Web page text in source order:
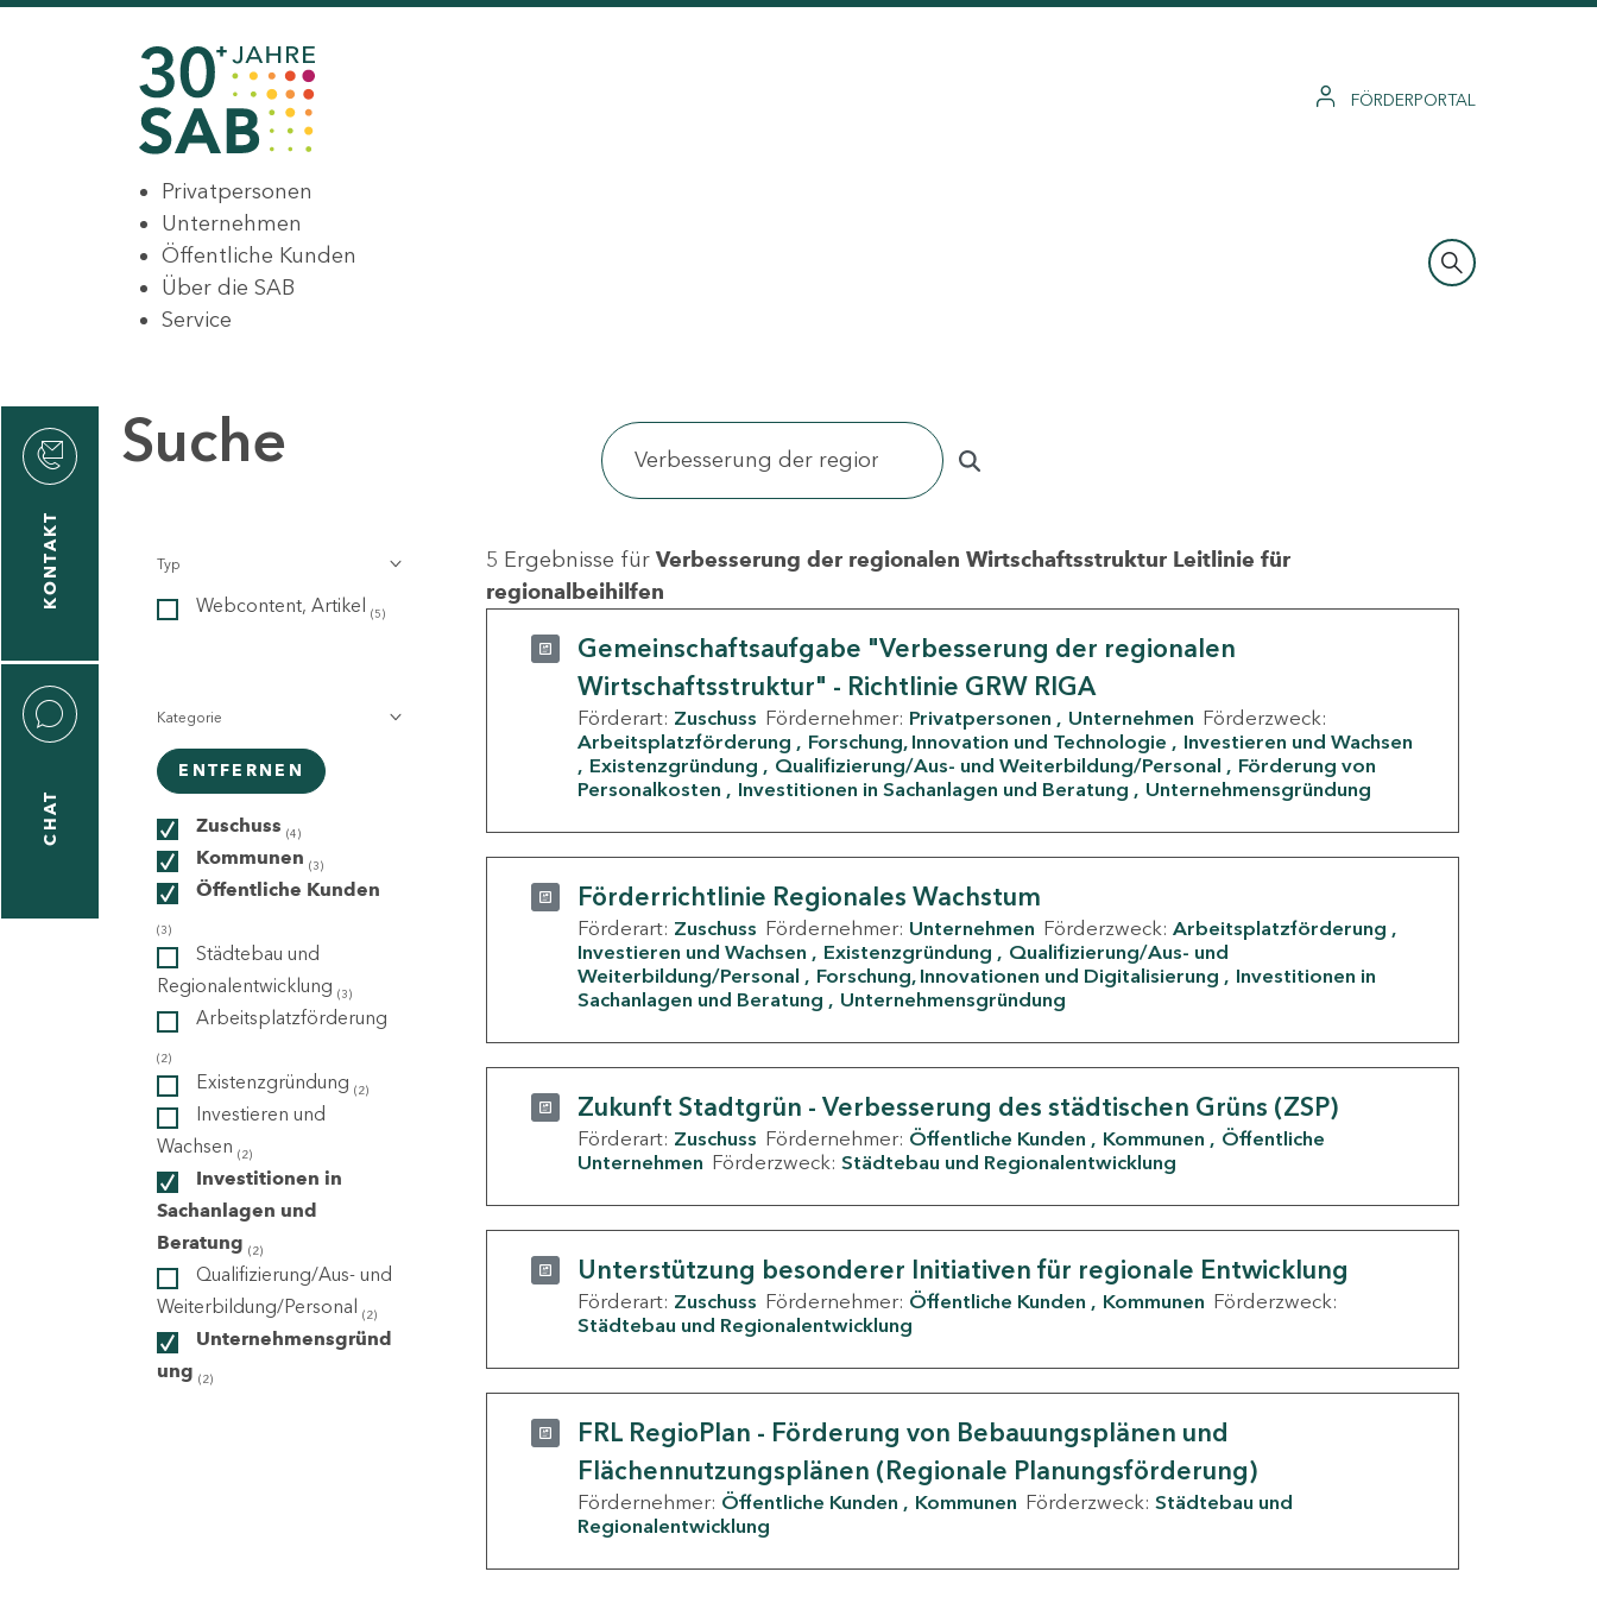
FÖRDERPORTAL
Privatpersonen
Unternehmen
Öffentliche Kunden
Über die SAB
Service
KONTAKT
CHAT
Suche
Typ
Webcontent, Artikel (5)
Kategorie
ENTFERNEN
Zuschuss (4)
Kommunen (3)
Öffentliche Kunden
(3)
Städtebau und
Regionalentwicklung (3)
Arbeitsplatzförderung
(2)
Existenzgründung (2)
Investieren und
Wachsen (2)
Investitionen in
Sachanlagen und
Beratung (2)
Qualifizierung/Aus- und
Weiterbildung/Personal (2)
Unternehmensgründ
ung (2)
5 Ergebnisse für Verbesserung der regionalen Wirtschaftsstruktur Leitlinie für
regionalbeihilfen
Gemeinschaftsaufgabe "Verbesserung der regionalen
Wirtschaftsstruktur" - Richtlinie GRW RIGA
Förderart: Zuschuss Fördernehmer: Privatpersonen Unternehmen Förderzweck:
Arbeitsplatzförderung
Forschung, Innovation und Technologie
Investieren und Wachsen
Existenzgründung
Qualifizierung/Aus- und Weiterbildung/Personal
Förderung von
Personalkosten
Investitionen in Sachanlagen und Beratung Unternehmensgründung
Förderrichtlinie Regionales Wachstum
Förderart: Zuschuss Fördernehmer: Unternehmen Förderzweck: Arbeitsplatzförderung
Investieren und Wachsen
Existenzgründung
Qualifizierung/Aus- und
Weiterbildung/Personal
Forschung, Innovationen und Digitalisierung
Investitionen in
Sachanlagen und Beratung
Unternehmensgründung
Zukunft Stadtgrün - Verbesserung des städtischen Grüns (ZSP)
Förderart: Zuschuss Fördernehmer: Öffentliche Kunden Kommunen
Öffentliche
Unternehmen Förderzweck: Städtebau und Regionalentwicklung
Unterstützung besonderer Initiativen für regionale Entwicklung
Förderart: Zuschuss Fördernehmer: Öffentliche Kunden Kommunen Förderzweck:
Städtebau und Regionalentwicklung
FRL RegioPlan - Förderung von Bebauungsplänen und
Flächennutzungsplänen (Regionale Planungsförderung)
Fördernehmer: Öffentliche Kunden Kommunen Förderzweck: Städtebau und
Regionalentwicklung